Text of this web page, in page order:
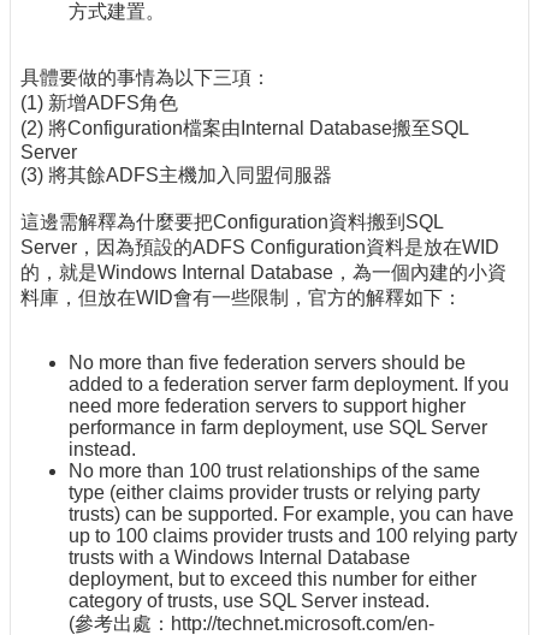
方式建置。
具體要做的事情為以下三項：
(1) 新增ADFS角色
(2) 將Configuration檔案由Internal Database搬至SQL
Server
(3) 將其餘ADFS主機加入同盟伺服器
這邊需解釋為什麼要把Configuration資料搬到SQL
Server，因為預設的ADFS Configuration資料是放在WID
的，就是Windows Internal Database，為一個內建的小資
料庫，但放在WID會有一些限制，官方的解釋如下：
No more than five federation servers should be
added to a federation server farm deployment. If you
need more federation servers to support higher
performance in farm deployment, use SQL Server
instead.
No more than 100 trust relationships of the same
type (either claims provider trusts or relying party
trusts) can be supported. For example, you can have
up to 100 claims provider trusts and 100 relying party
trusts with a Windows Internal Database
deployment, but to exceed this number for either
category of trusts, use SQL Server instead.
(參考出處： http://technet.microsoft.com/en-